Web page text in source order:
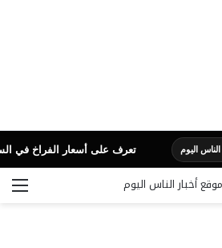
تعرف على أسعار الفراخ في السوق..